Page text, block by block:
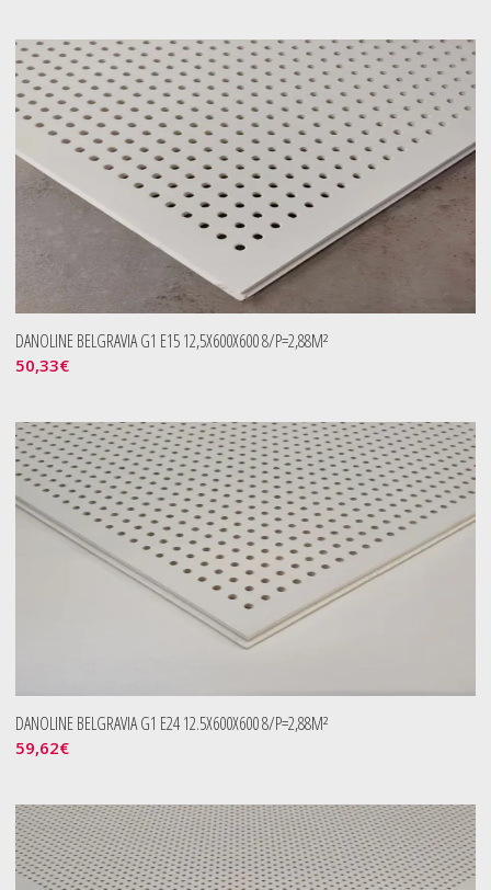
DANOLINE BELGRAVIA G1 E15 12,5X600X600 8/P=2,88M²
50,33€
DANOLINE BELGRAVIA G1 E24 12.5X600X600 8/P=2,88M²
59,62€